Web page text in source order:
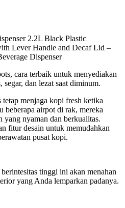
2.2L Black Plastic
Lever Handle and Decaf Lid –
Dispenser
cara terbaik untuk menyediakan
segar, dan lezat saat diminum.
menjaga kopi fresh ketika
beberapa airpot di rak, mereka
yang nyaman dan berkualitas.
fitur desain untuk memudahkan
pusat kopi.
tinggi ini akan menahan
yang Anda lemparkan padanya.